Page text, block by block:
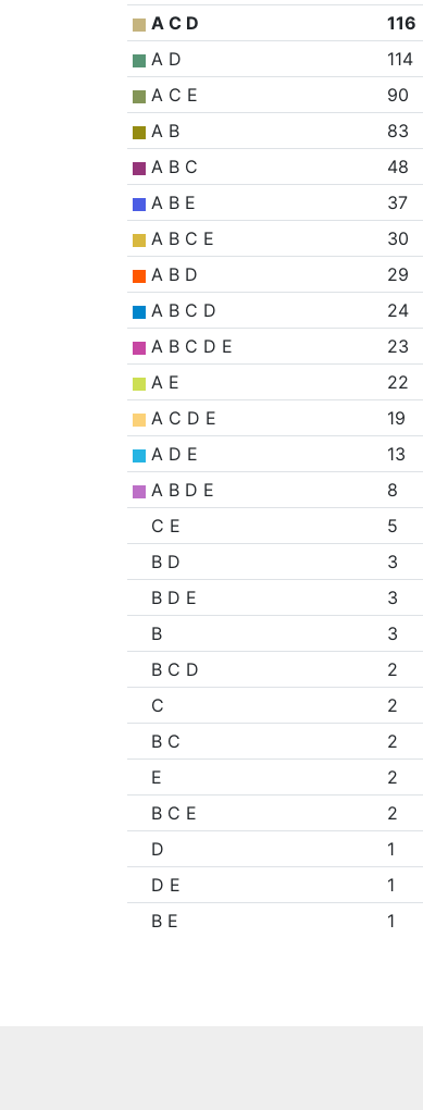
A C D
116
A D
114
A C E
90
A B
83
A B C
48
A B E
37
A B C E
30
A B D
29
A B C D
24
A B C D E
23
A E
22
A C D E
19
A D E
13
A B D E
8
C E
5
B D
3
B D E
3
B
3
B C D
2
C
2
B C
2
E
2
B C E
2
D
1
D E
1
B E
1